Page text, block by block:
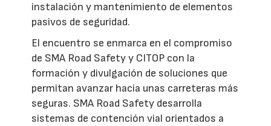
instalación y mantenimiento de elementos
pasivos de seguridad.
El encuentro se enmarca en el compromiso
de SMA Road Safety y CITOP con la
formación y divulgación de soluciones que
permitan avanzar hacia unas carreteras más
seguras. SMA Road Safety desarrolla
sistemas de contención vial orientados a